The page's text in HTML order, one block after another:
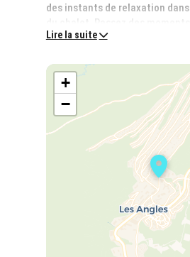
des instants de relaxation
du chalet. Passez des
dans une atmosphère raffinée
Le Chalet Ana a été le premier
département à obtenir la
EUROPEEN et le second de la
Lire la suite
+
−